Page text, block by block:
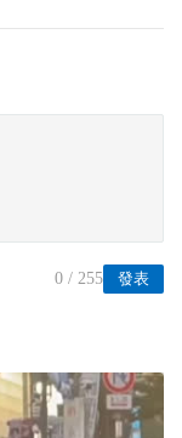
發表
0 / 255